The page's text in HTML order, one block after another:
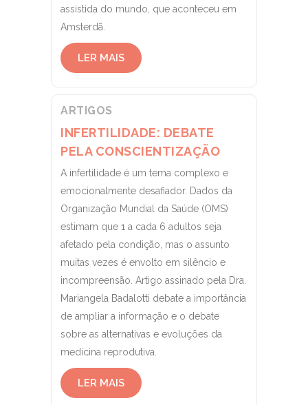
assistida do mundo, que aconteceu em
Amsterdã.
LER MAIS
ARTIGOS
INFERTILIDADE: DEBATE
PELA CONSCIENTIZAÇÃO
A infertilidade é um tema complexo e
emocionalmente desafiador. Dados da
Organização Mundial da Saúde (OMS)
estimam que 1 a cada 6 adultos seja
afetado pela condição, mas o assunto
muitas vezes é envolto em silêncio e
incompreensão. Artigo assinado pela Dra.
Mariangela Badalotti debate a importância
de ampliar a informação e o debate
sobre as alternativas e evoluções da
medicina reprodutiva.
LER MAIS